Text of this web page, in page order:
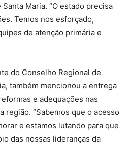
Maria. “O estado precisa
Temos nos esforçado,
de atenção primária e
do Conselho Regional de
também mencionou a entrega
e adequações nas
região. “Sabemos que o acesso
e estamos lutando para que
das nossas lideranças da